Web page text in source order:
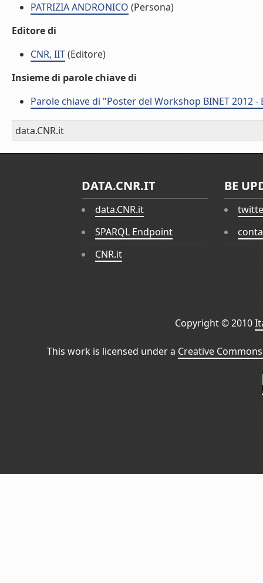
PATRIZIA ANDRONICO (Persona)
Editore di
CNR, IIT(Editore)
Insieme di parole chiave di
Parole chiave di "Poster del Workshop BINET 2012
data.CNR.it
DATA.CNR.IT
data.CNR.it
SPARQL Endpoint
CNR.it
BE
Copyright © 2010
This work is licensed under a Creative